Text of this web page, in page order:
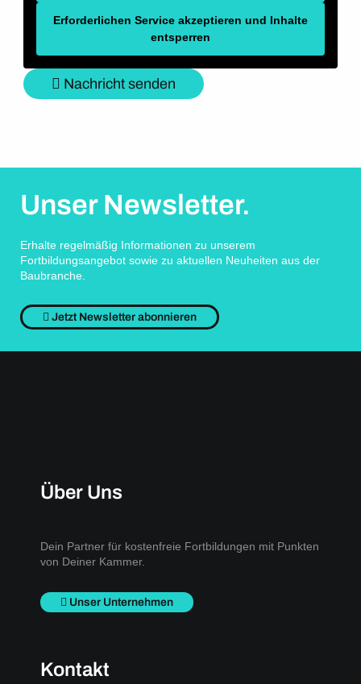
Erforderlichen Service akzeptieren und Inhalte
entsperren
Nachricht senden
Unser Newsletter.
Erhalte regelmäßig Informationen zu unserem
Fortbildungsangebot sowie zu aktuellen Neuheiten aus der
Baubranche.
Jetzt Newsletter abonnieren
Über Uns
Dein Partner für kostenfreie Fortbildungen mit Punkten
von Deiner Kammer.
Unser Unternehmen
Kontakt